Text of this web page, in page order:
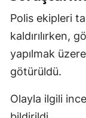
Polis ekipleri
kaldırılırken,
yapılmak
götürüldü.
Olayla ilgili